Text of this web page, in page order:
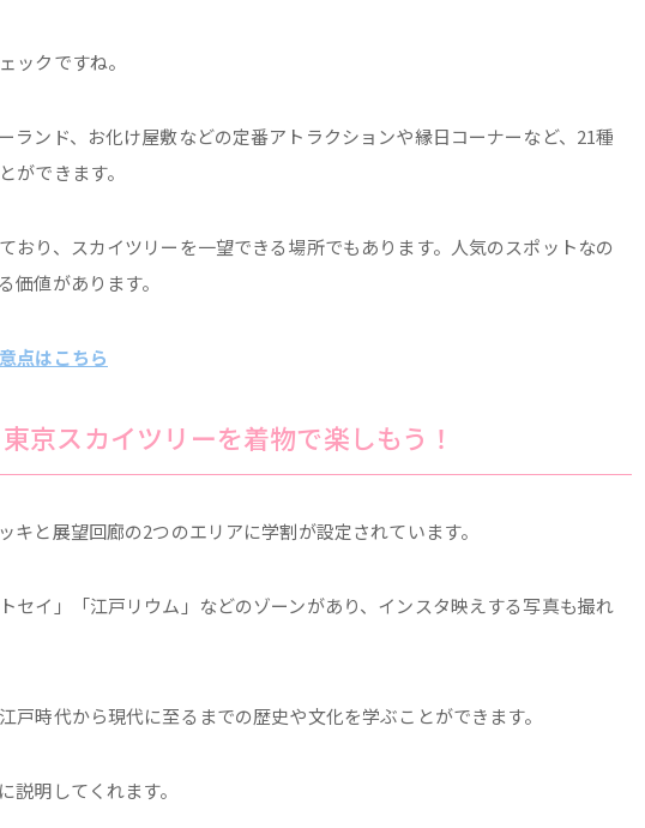
ックですね。
ランド、お化け屋敷などの定番アトラクションや縁日コーナーなど、21種
ができます。
おり、スカイツリーを一望できる場所でもあります。人気のスポットなの
価値があります。
点はこちら
京スカイツリーを着物で楽しもう！
キと展望回廊の2つのエリアに学割が設定されています。
セイ」「江戸リウム」などのゾーンがあり、インスタ映えする写真も撮れ
戸時代から現代に至るまでの歴史や文化を学ぶことができます。
説明してくれます。